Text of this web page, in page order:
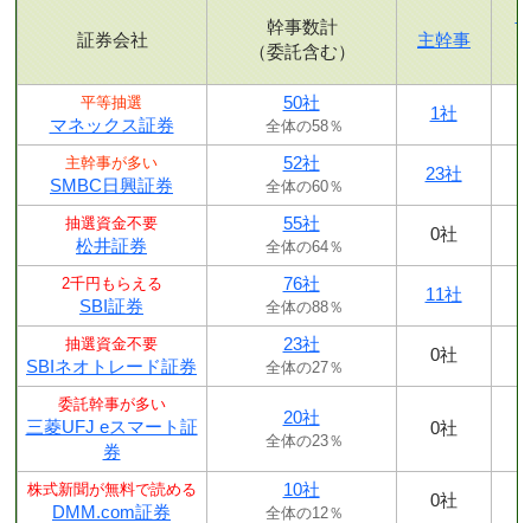
証券会社
幹事数計
（委託含む）
主幹事
平等抽選
マネックス証券
50社
全体の58％
1社
主幹事が多い
SMBC日興証券
52社
全体の60％
23社
抽選資金不要
松井証券
55社
全体の64％
0社
2千円もらえる
SBI証券
76社
全体の88％
11社
抽選資金不要
SBIネオトレード証券
23社
全体の27％
0社
委託幹事が多い
三菱UFJ eスマート証
券
20社
全体の23％
0社
株式新聞が無料で読める
DMM.com証券
10社
全体の12％
0社